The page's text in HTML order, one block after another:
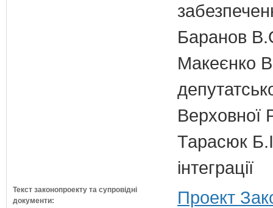
Баранов
Макеєнко
Верховної
Тарасюк
інтеграції
Текст законопроекту та супровідні
документи:
Проект